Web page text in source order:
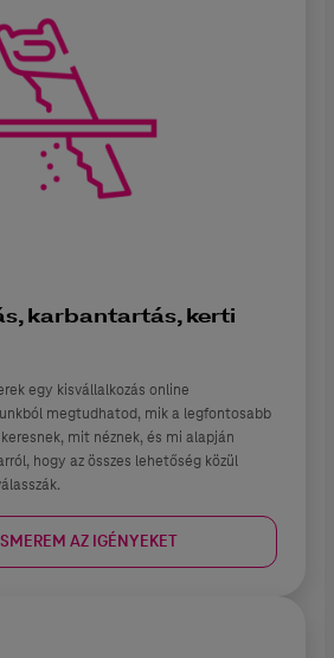
karbantartás, kerti
egy kisvállalkozás online
megtudhatod, mik a legfontosabb
mit néznek, és mi alapján
hogy az összes lehetőség közül
AZ IGÉNYEKET